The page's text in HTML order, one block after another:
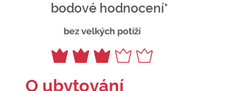
bodové hodnocení*
bez velkých potíží
O ubytování